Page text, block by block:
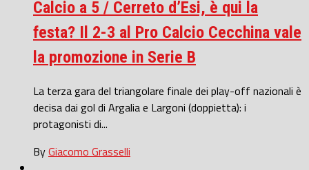
Calcio a 5 / Cerreto d’Esi, è qui la
festa? Il 2-3 al Pro Calcio Cecchina vale
la promozione in Serie B
La terza gara del triangolare finale dei play-off nazionali è
decisa dai gol di Argalia e Largoni (doppietta): i
protagonisti di...
ByGiacomo Grasselli